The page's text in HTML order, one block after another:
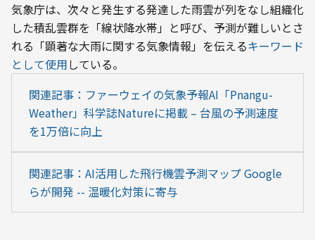
気象庁は、次々と発生する発達した雨雲が列をなし組織化
した積乱雲群を「線状降水帯」と呼び、予測が難しいとさ
れる「顕著な大雨に関する気象情報」を伝えるキーワード
として使用している。
関連記事：ファーウェイの気象予報AI「Pnangu-
Weather」科学誌Natureに掲載 – 台風の予測速度
を1万倍に向上
関連記事：AI活用した飛行機雲予測マップ Google
らが開発 -- 温暖化対策に寄与